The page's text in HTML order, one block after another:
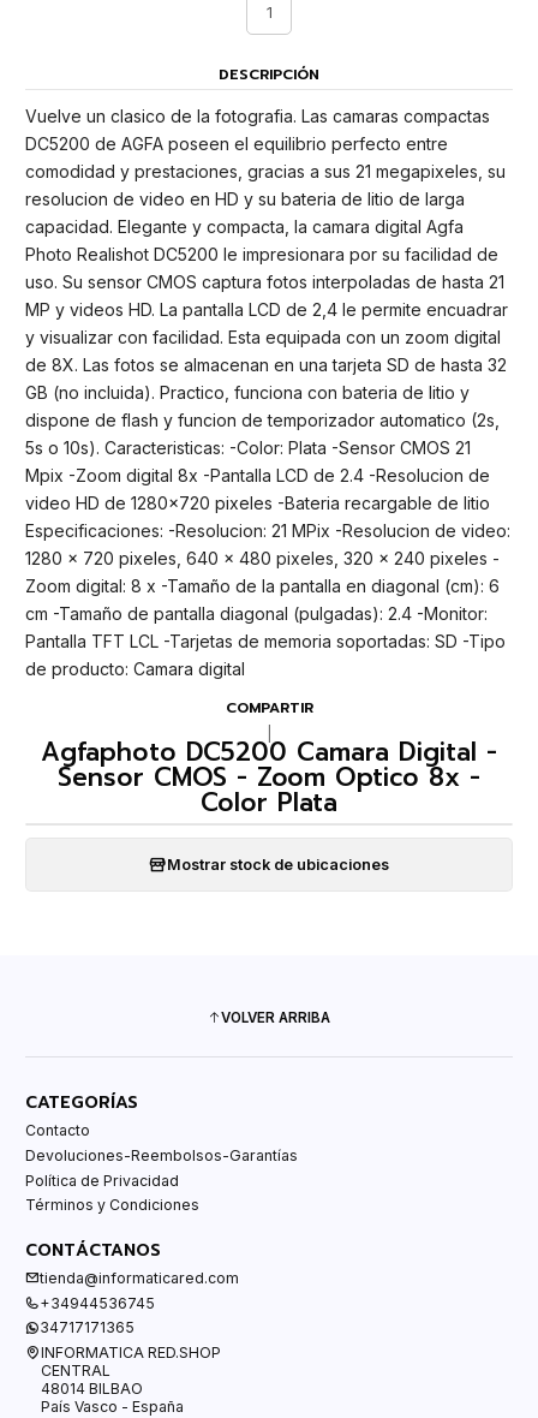
1
DESCRIPCIÓN
Vuelve un clasico de la fotografia. Las camaras compactas
DC5200 de AGFA poseen el equilibrio perfecto entre
comodidad y prestaciones, gracias a sus 21 megapixeles, su
resolucion de video en HD y su bateria de litio de larga
capacidad. Elegante y compacta, la camara digital Agfa
Photo Realishot DC5200 le impresionara por su facilidad de
uso. Su sensor CMOS captura fotos interpoladas de hasta 21
MP y videos HD. La pantalla LCD de 2,4 le permite encuadrar
y visualizar con facilidad. Esta equipada con un zoom digital
de 8X. Las fotos se almacenan en una tarjeta SD de hasta 32
GB (no incluida). Practico, funciona con bateria de litio y
dispone de flash y funcion de temporizador automatico (2s,
5s o 10s). Caracteristicas: -Color: Plata -Sensor CMOS 21
Mpix -Zoom digital 8x -Pantalla LCD de 2.4 -Resolucion de
video HD de 1280x720 pixeles -Bateria recargable de litio
Especificaciones: -Resolucion: 21 MPix -Resolucion de video:
1280 x 720 pixeles, 640 x 480 pixeles, 320 x 240 pixeles -
Zoom digital: 8 x -Tamaño de la pantalla en diagonal (cm): 6
cm -Tamaño de pantalla diagonal (pulgadas): 2.4 -Monitor:
Pantalla TFT LCL -Tarjetas de memoria soportadas: SD -Tipo
de producto: Camara digital
COMPARTIR
Agfaphoto DC5200 Camara Digital -
Sensor CMOS - Zoom Optico 8x -
Color Plata
Mostrar stock de ubicaciones
VOLVER ARRIBA
CATEGORÍAS
Contacto
Devoluciones-Reembolsos-Garantías
Política de Privacidad
Términos y Condiciones
CONTÁCTANOS
tienda@informaticared.com
+34944536745
34717171365
INFORMATICA RED.SHOP
CENTRAL
48014 BILBAO
País Vasco - España